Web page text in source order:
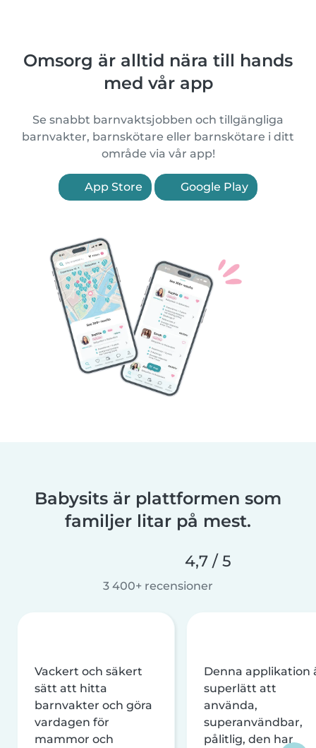
Omsorg är alltid nära till hands
med vår app
Se snabbt barnvaktsjobben och tillgängliga
barnvakter, barnskötare eller barnskötare i ditt
område via vår app!
App Store Google Play
Babysits är plattformen som
familjer litar på mest.
4,7 / 5
3 400+ recensioner
Vackert och säkert
sätt att hitta
barnvakter och göra
vardagen för
mammor och
Denna applikation
superlätt att
använda,
superanvändbar,
pålitlig, den har